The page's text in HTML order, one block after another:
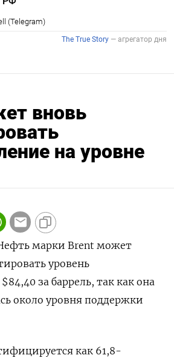
вновь
на уровне
марки Brent может
уровень
за баррель, так как она
около уровня поддержки
как 61,8-